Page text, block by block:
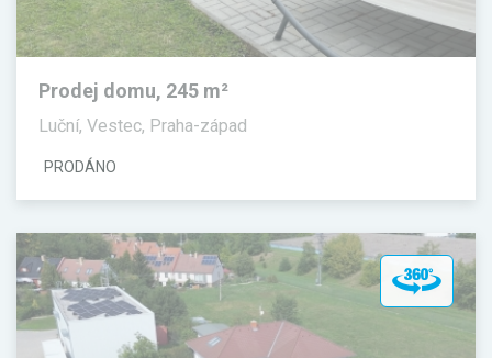
Prodej domu, 245 m²
Luční, Vestec, Praha-západ
PRODÁNO